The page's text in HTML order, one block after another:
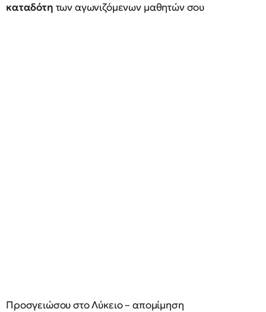
καταδότη των αγωνιζόμενων μαθητών σου
Προσγειώσου στο Λύκειο – απομίμηση